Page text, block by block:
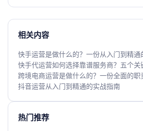
相关内容
快手运营是做什么的？一份从入门到精通
快手代运营如何选择靠谱服务商？五个关
跨境电商运营是做什么的？一份全面的
抖音运营从入门到精通的实战指南
热门推荐